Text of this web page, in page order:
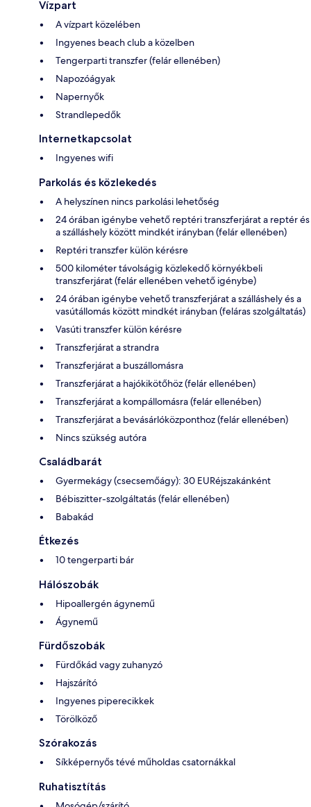
Vízpart
A vízpart közelében
Ingyenes beach club a közelben
Tengerparti transzfer (felár ellenében)
Napozóágyak
Napernyők
Strandlepedők
Internetkapcsolat
Ingyenes wifi
Parkolás és közlekedés
A helyszínen nincs parkolási lehetőség
24 órában igénybe vehető reptéri transzferjárat a reptér és
a szálláshely között mindkét irányban (felár ellenében)
Reptéri transzfer külön kérésre
500 kilométer távolságig közlekedő környékbeli
transzferjárat (felár ellenében vehető igénybe)
24 órában igénybe vehető transzferjárat a szálláshely és a
vasútállomás között mindkét irányban (feláras szolgáltatás)
Vasúti transzfer külön kérésre
Transzferjárat a strandra
Transzferjárat a buszállomásra
Transzferjárat a hajókikötőhöz (felár ellenében)
Transzferjárat a kompállomásra (felár ellenében)
Transzferjárat a bevásárlóközponthoz (felár ellenében)
Nincs szükség autóra
Családbarát
Gyermekágy (csecsemőágy): 30 EURéjszakánként
Bébiszitter-szolgáltatás (felár ellenében)
Babakád
Étkezés
10 tengerparti bár
Hálószobák
Hipoallergén ágynemű
Ágynemű
Fürdőszobák
Fürdőkád vagy zuhanyzó
Hajszárító
Ingyenes piperecikkek
Törölköző
Szórakozás
Síkképernyős tévé műholdas csatornákkal
Ruhatisztítás